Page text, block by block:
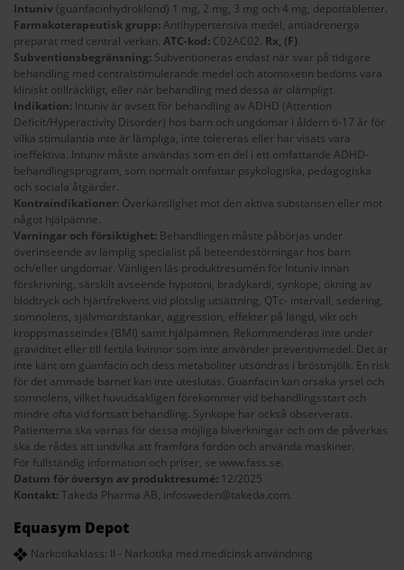
Intuniv (guanfacinhydroklorid) 1 mg, 2 mg, 3 mg och 4 mg, depottabletter.
Farmakoterapeutisk grupp: Antihypertensiva medel, antiadrenerga
preparat med central verkan. ATC-kod: C02AC02. Rx, (F).
Subventionsbegränsning: Subventioneras endast när svar på tidigare
behandling med centralstimulerande medel och atomoxetin bedöms vara
kliniskt otillräckligt, eller när behandling med dessa är olämpligt.
Indikation: Intuniv är avsett för behandling av ADHD (Attention
Deficit/Hyperactivity Disorder) hos barn och ungdomar i åldern 6-17 år för
vilka stimulantia inte är lämpliga, inte tolereras eller har visats vara
ineffektiva. Intuniv måste användas som en del i ett omfattande ADHD-
behandlingsprogram, som normalt omfattar psykologiska, pedagogiska
och sociala åtgärder.
Kontraindikationer: Överkänslighet mot den aktiva substansen eller mot
något hjälpämne.
Varningar och försiktighet: Behandlingen måste påbörjas under
överinseende av lämplig specialist på beteendestörningar hos barn
och/eller ungdomar. Vänligen läs produktresumén för Intuniv innan
förskrivning, särskilt avseende hypotoni, bradykardi, synkope, ökning av
blodtryck och hjärtfrekvens vid plötslig utsättning, QTc- intervall, sedering,
somnolens, självmordstankar, aggression, effekter på längd, vikt och
kroppsmasseindex (BMI) samt hjälpämnen. Rekommenderas inte under
graviditet eller till fertila kvinnor som inte använder preventivmedel. Det är
inte känt om guanfacin och dess metaboliter utsöndras i bröstmjölk. En risk
för det ammade barnet kan inte uteslutas. Guanfacin kan orsaka yrsel och
somnolens, vilket huvudsakligen förekommer vid behandlingsstart och
mindre ofta vid fortsatt behandling. Synkope har också observerats.
Patienterna ska varnas för dessa möjliga biverkningar och om de påverkas
ska de rådas att undvika att framföra fordon och använda maskiner.
För fullständig information och priser, se www.fass.se.
Datum för översyn av produktresumé: 12/2025
Kontakt: Takeda Pharma AB, infosweden@takeda.com.
Equasym Depot
Narkotikaklass: II - Narkotika med medicinsk användning